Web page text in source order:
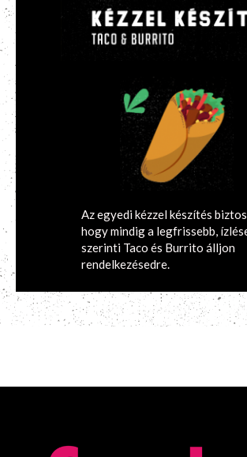
Az egyedi kézzel készítés
hogy mindig a legfrissebb,
szerinti Taco és Burrito álljon
rendelkezésedre.